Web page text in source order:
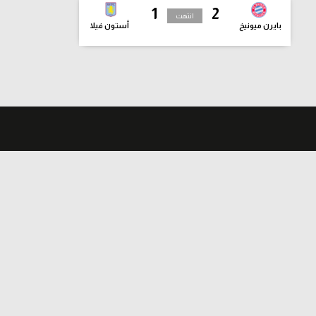
2
بايرن ميونيخ
1
أستون فيلا
انتهت